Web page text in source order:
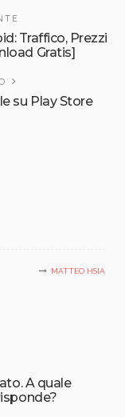
Traffico, Prezzi
Gratis]
su Play Store
MATTEO HSIA
A quale